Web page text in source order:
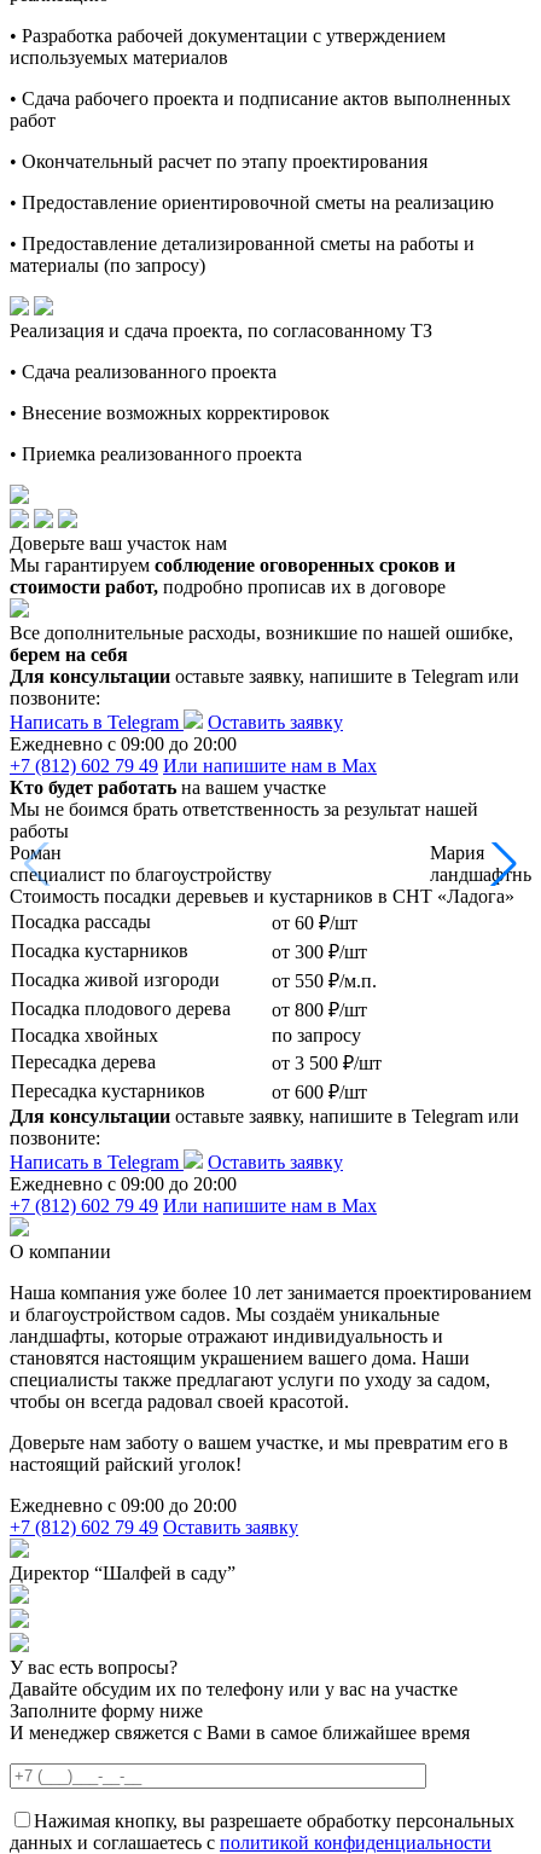
• Разработка рабочей документации с утверждением
используемых материалов
• Сдача рабочего проекта и подписание актов выполненных
работ
• Окончательный расчет по этапу проектирования
• Предоставление ориентировочной сметы на реализацию
• Предоставление детализированной сметы на работы и
материалы (по запросу)
Реализация и сдача проекта, по согласованному ТЗ
• Сдача реализованного проекта
• Внесение возможных корректировок
• Приемка реализованного проекта
Доверьте ваш участок нам
Мы гарантируем соблюдение оговоренных сроков и
стоимости работ, подробно прописав их в договоре
Все дополнительные расходы, возникшие по нашей ошибке,
берем на себя
Для консультации оставьте заявку, напишите в Telegram или
позвоните:
Написать в Telegram
Оставить заявку
Ежедневно c 09:00 до 20:00
+7 (812) 602 79 49 Или напишите нам в Max
Кто будет работать на вашем участке
Мы не боимся брать ответственность за результат нашей
работы
Роман
специалист по благоустройству
Мария
Стоимость посадки деревьев и кустарников в СНТ «Ладога»
Посадка рассады
от 60 ₽/шт
Посадка кустарников
от 300 ₽/шт
Посадка живой изгороди
от 550 ₽/м.п.
Посадка плодового дерева
от 800 ₽/шт
Посадка хвойных
по запросу
Пересадка дерева
от 3 500 ₽/шт
Пересадка кустарников
от 600 ₽/шт
Для консультации оставьте заявку, напишите в Telegram или
позвоните:
Написать в Telegram
Оставить заявку
Ежедневно c 09:00 до 20:00
+7 (812) 602 79 49 Или напишите нам в Max
О компании
Наша компания уже более 10 лет занимается проектированием
и благоустройством садов. Мы создаём уникальные
ландшафты, которые отражают индивидуальность и
становятся настоящим украшением вашего дома. Наши
специалисты также предлагают услуги по уходу за садом,
чтобы он всегда радовал своей красотой.
Доверьте нам заботу о вашем участке, и мы превратим его в
настоящий райский уголок!
Ежедневно c 09:00 до 20:00
+7 (812) 602 79 49 Оставить заявку
Директор “Шалфей в саду”
У вас есть вопросы?
Давайте обсудим их по телефону или у вас на участке
Заполните форму ниже
И менеджер свяжется с Вами в самое ближайшее время
Нажимая кнопку, вы разрешаете обработку персональных
данных и соглашаетесь с политикой конфиденциальности